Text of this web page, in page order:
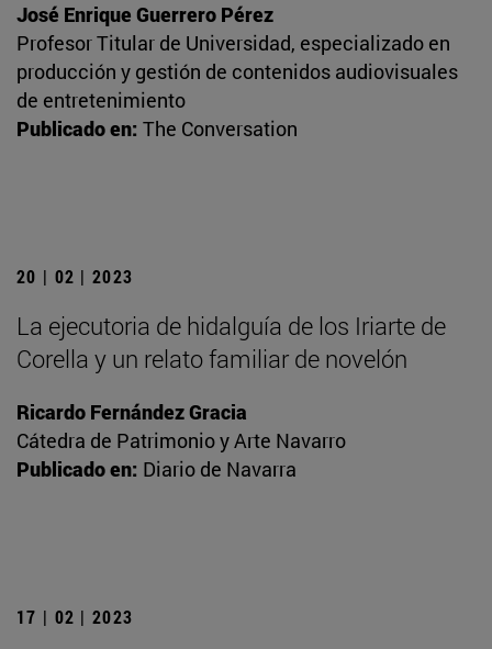
José Enrique Guerrero Pérez
Profesor Titular de Universidad, especializado en
producción y gestión de contenidos audiovisuales
de entretenimiento
Publicado en: The Conversation
20 | 02 | 2023
La ejecutoria de hidalguía de los Iriarte de
Corella y un relato familiar de novelón
Ricardo Fernández Gracia
Cátedra de Patrimonio y Arte Navarro
Publicado en: Diario de Navarra
17 | 02 | 2023